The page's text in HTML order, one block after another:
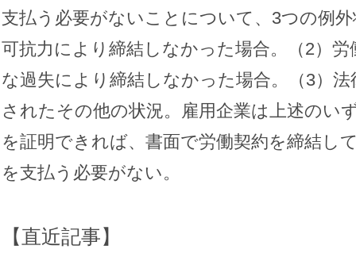
支払う必要がないことについて、3つの例
可抗力により締結しなかった場合。（2）
な過失により締結しなかった場合。（3）
されたその他の状況。雇用企業は上述のい
を証明できれば、書面で労働契約を締結し
を支払う必要がない。
【直近記事】